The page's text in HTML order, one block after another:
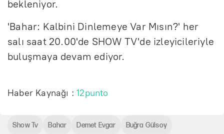
bekleniyor.
'Bahar: Kalbini Dinlemeye Var Mısın?' her
salı saat 20.00'de SHOW TV'de izleyicileriyle
buluşmaya devam ediyor.
Haber Kaynağı :12punto
Show Tv Bahar Demet Evgar Buğra Gülsoy